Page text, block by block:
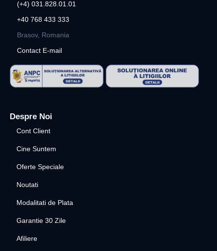
(+4) 031.828.01.01
+40 768 433 333
Brasov, Romania
Contact E-mail
Despre Noi
Cont Client
Cine Suntem
Oferte Speciale
Noutati
Modalitati de Plata
Garantie 30 Zile
Afiliere